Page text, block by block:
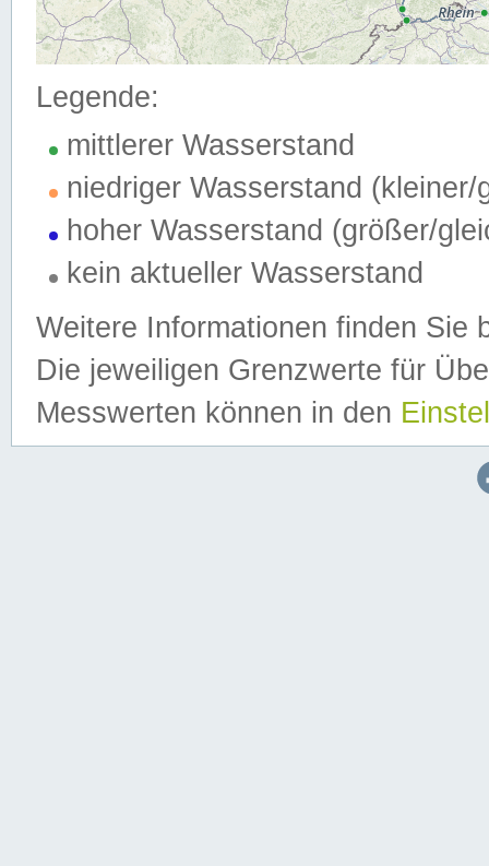
Legende:
mittlerer Wasserstand
niedriger Wasserstand (kleiner/
hoher Wasserstand (größer/
kein aktueller Wasserstand
Weitere Informationen finden Sie
Die jeweiligen Grenzwerte für
Messwerten können in den